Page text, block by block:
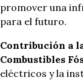
promover una
para el futuro.
Contribución a
Combustibles
eléctricos y la